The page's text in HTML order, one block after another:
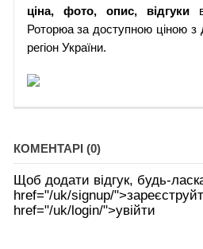
ціна, фото, опис, відгуки
Роторюа за доступною ціною з
регіон України.
КОМЕНТАРІ (0)
Щоб додати відгук, будь-
href="/uk/signup/
href="/uk/login/">увійти